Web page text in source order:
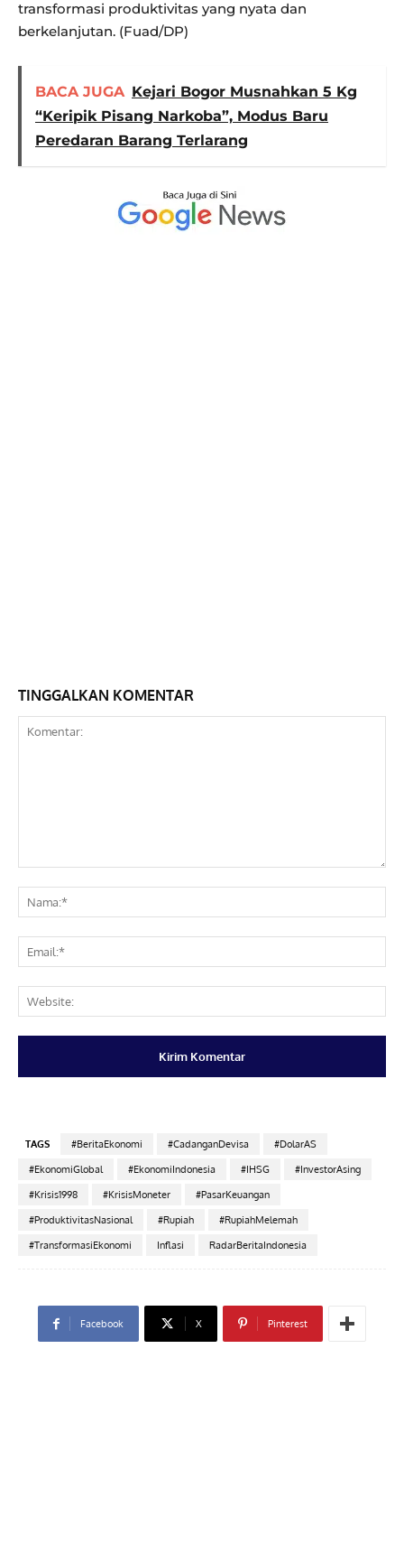
transformasi produktivitas yang nyata dan
berkelanjutan. (Fuad/DP)
BACA JUGA Kejari Bogor Musnahkan 5 Kg
“Keripik Pisang Narkoba”, Modus Baru
Peredaran Barang Terlarang
TINGGALKAN KOMENTAR
TAGS #BeritaEkonomi #CadanganDevisa
#DolarAS
#EkonomiGlobal
#EkonomiIndonesia #IHSG
#InvestorAsing
#Krisis1998
#KrisisMoneter
#PasarKeuangan
#ProduktivitasNasional
#Rupiah
#RupiahMelemah
#TransformasiEkonomi
Inflasi RadarBeritaIndonesia
Facebook X Pinterest